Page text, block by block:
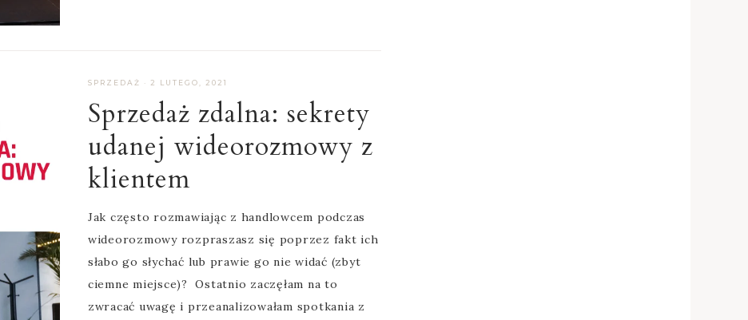
SPRZEDAŻ · 2 LUTEGO, 2021
Sprzedaż zdalna: sekrety
udanej wideorozmowy z
klientem
Jak często rozmawiając z handlowcem podczas
wideorozmowy rozpraszasz się poprzez fakt ich
słabo go słychać lub prawie go nie widać (zbyt
ciemne miejsce)? Ostatnio zaczęłam na to
zwracać uwagę i przeanalizowałam spotkania z